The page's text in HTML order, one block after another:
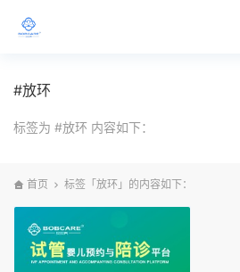
#放环
标签为 #放环 内容如下：
首页 标签「放环」的内容如下：